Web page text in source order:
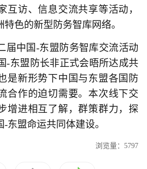
互访、信息交流共享等活动，
色的新型防务智库网络。
届中国-东盟防务智库交流活动
-东盟防长非正式会晤所达成共
是新形势下中国与东盟各国防
合作的迫切需要。本次线下交
增进相互了解，群策群力，探
东盟命运共同体建设。
浏览量：5797